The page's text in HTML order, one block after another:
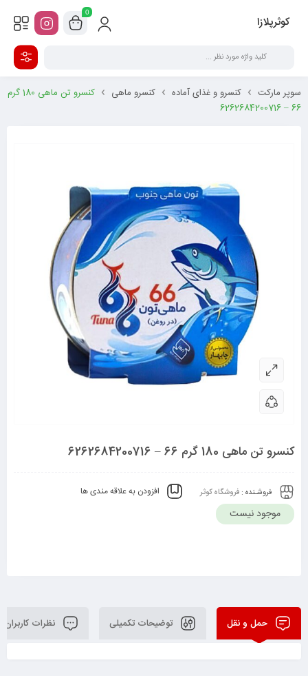
کوثرپلازا
0
سوپر مارکت کنسرو و غذای آماده کنسرو ماهی
کنسرو تن ماهی 180 گرم
66 – 6262684200716
کنسرو تن ماهی 180 گرم 66 – 6262684200716
فروشـنده : فروشگاه کوثر افزودن به علاقه مندی ها
موجود نیست
حمل و نقل توضیحات تکمیلی نظرات کاربران